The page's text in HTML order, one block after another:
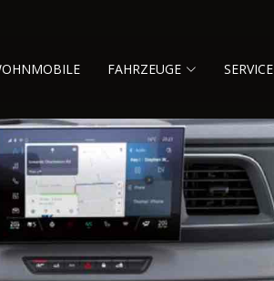
FAHRZEUGE SERVICE